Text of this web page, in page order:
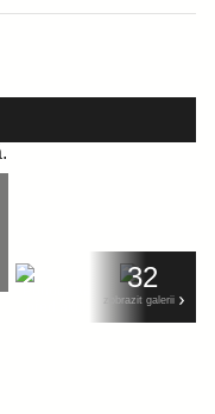
32
zobrazit galerii